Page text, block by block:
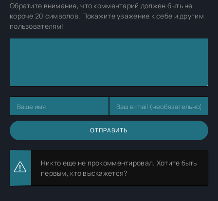
Обратите внимание, что комментарий должен быть не
короче 20 символов. Покажите уважение к себе и другим
пользователям!
ОТПРАВИТЬ
Никто еще не прокомментировал. Хотите быть
первым, кто выскажется?